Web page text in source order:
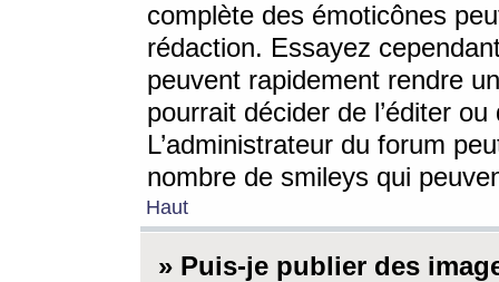
complète des émoticônes
rédaction. Essayez
peuvent rapidement rendre
pourrait décider de l’éditer
L’administrateur du forum
nombre de smileys qui
Haut
» Puis-je publier des